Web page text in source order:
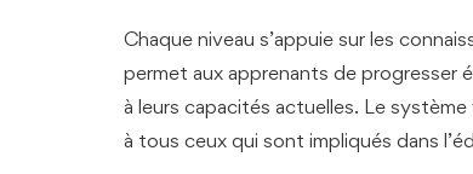
Chaque niveau s’appuie sur les
permet aux apprenants de progresser
à leurs capacités actuelles. Le
à tous ceux qui sont impliqués dans